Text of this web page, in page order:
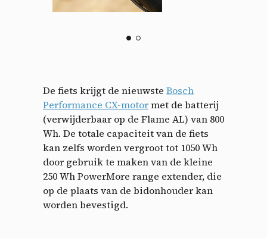
De fiets krijgt de nieuwste Bosch
Performance CX-motormet de batterij
(verwijderbaar op de Flame AL) van 800
Wh. De totale capaciteit van de fiets
kan zelfs worden vergroot tot 1050 Wh
door gebruik te maken van de kleine
250 Wh PowerMore range extender, die
op de plaats van de bidonhouder kan
worden bevestigd.